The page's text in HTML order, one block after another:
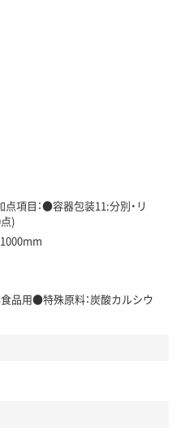
項目：●容器包装11:分別・リ
)
品用●特殊原料：炭酸カルシウ